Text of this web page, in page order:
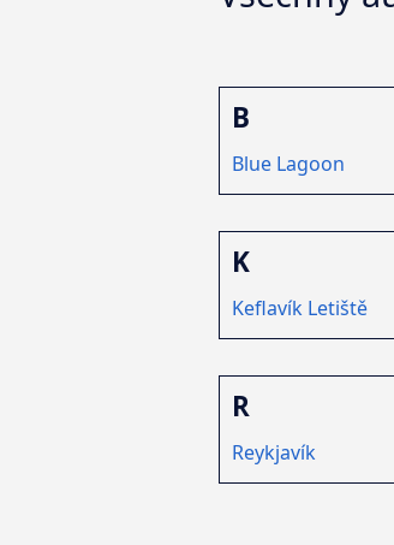
B
Blue Lagoon
K
Keflavík Letiště
R
Reykjavík